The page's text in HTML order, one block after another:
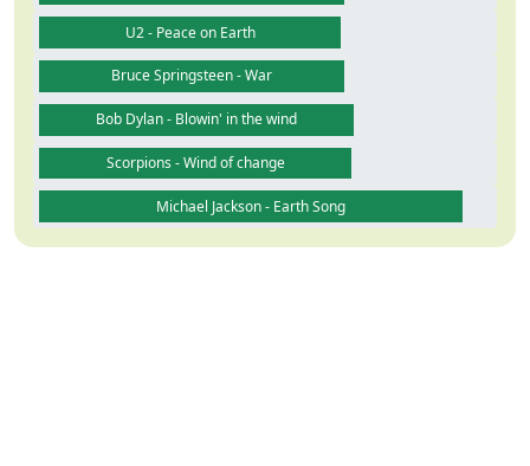
U2 - Peace on Earth
Bruce Springsteen - War
Bob Dylan - Blowin' in the wind
Scorpions - Wind of change
Michael Jackson - Earth Song